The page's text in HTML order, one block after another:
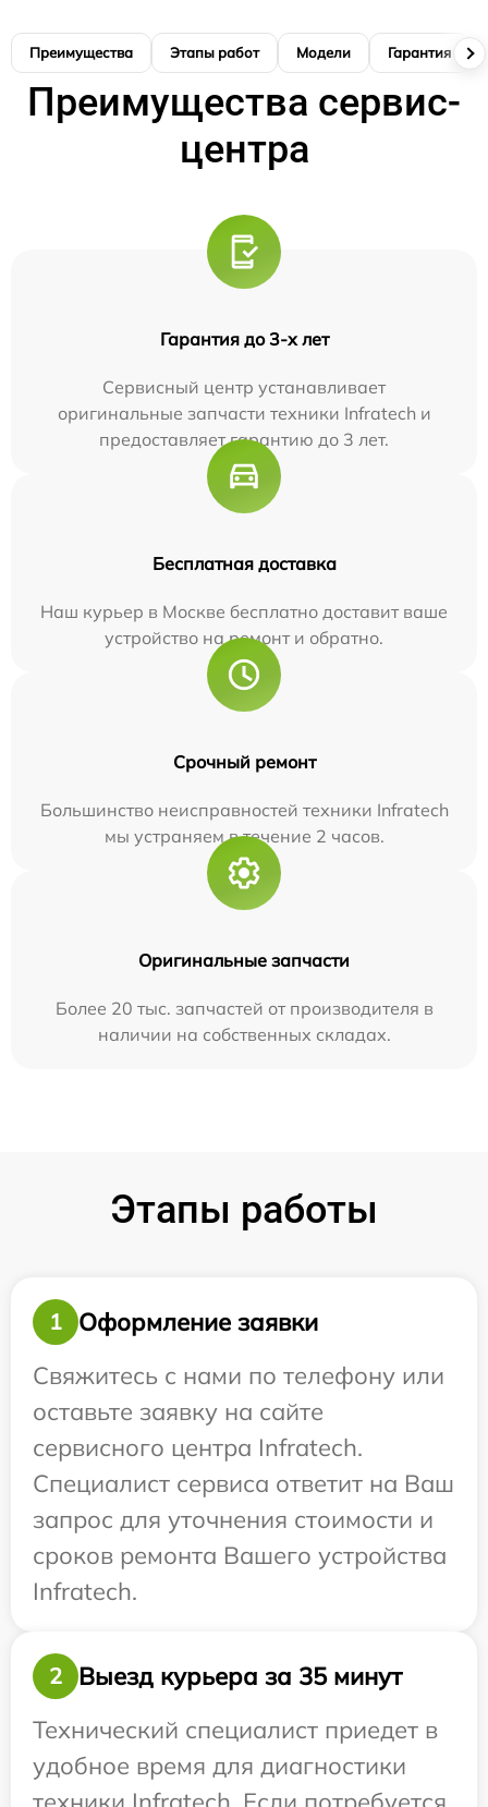
Преимущества Этапы работ Модели Гарантия
Преимущества сервис-
центра
Гарантия до 3-х лет
Сервисный центр устанавливает
оригинальные запчасти техники Infratech и
предоставляет гарантию до 3 лет.
Бесплатная доставка
Наш курьер в Москве бесплатно доставит ваше
устройство на ремонт и обратно.
Срочный ремонт
Большинство неисправностей техники Infratech
мы устраняем в течение 2 часов.
Оригинальные запчасти
Более 20 тыс. запчастей от производителя в
наличии на собственных складах.
Этапы работы
1
Оформление заявки
Свяжитесь с нами по телефону или
оставьте заявку на сайте
сервисного центра Infratech.
Специалист сервиса ответит на Ваш
запрос для уточнения стоимости и
сроков ремонта Вашего устройства
Infratech.
2
Выезд курьера за 35 минут
Технический специалист приедет в
удобное время для диагностики